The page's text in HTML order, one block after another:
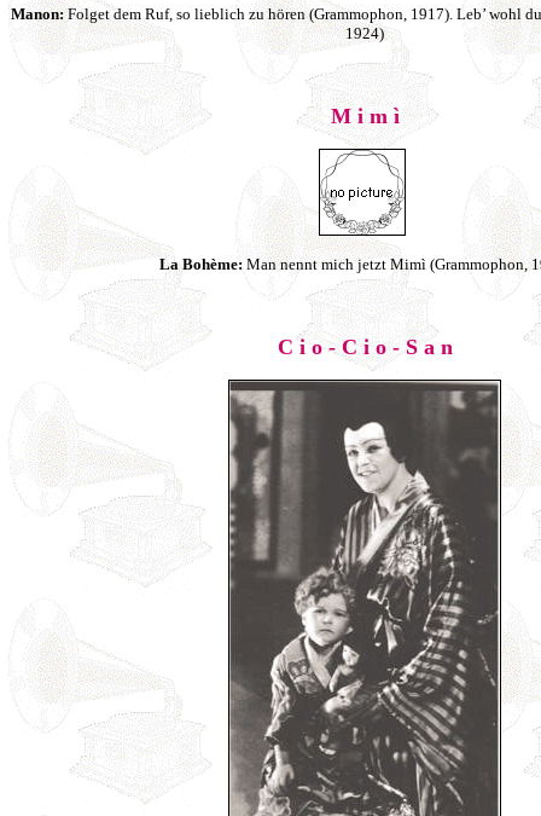
Manon:Folget dem Ruf, so lieblich zu hören (Grammophon, 1917). Leb’ wohl
1924)
M i m ì
La Bohème: Man nennt mich jetzt Mimì (Grammophon,
C i o - C i o - S a n